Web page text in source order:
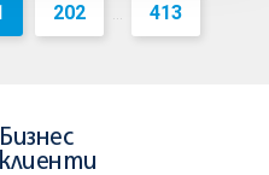
202 ... 413
Бизнес
клиенти